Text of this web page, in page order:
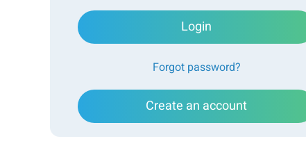
Login
Forgot password?
Create an account